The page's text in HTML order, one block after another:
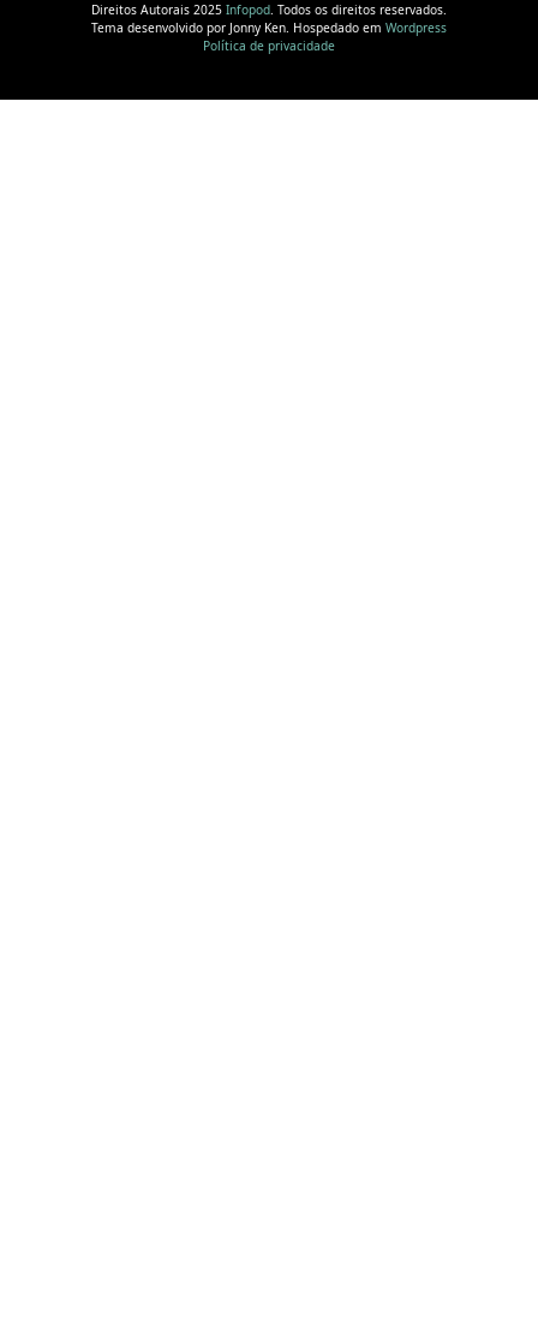
Direitos Autorais 2025 Infopod. Todos os direitos reservados.
Tema desenvolvido por Jonny Ken. Hospedado em Wordpress
Política de privacidade